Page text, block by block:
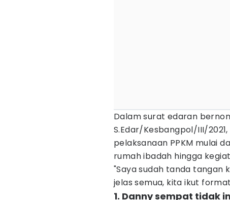
Dalam surat edaran
S.Edar/Kesbangpol/III/
pelaksanaan PPKM mulai
rumah ibadah hingga
"Saya sudah tanda tangan
jelas semua, kita ikut
1. Danny sempat tidak